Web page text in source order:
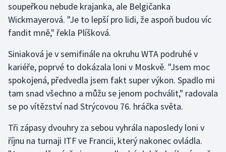
Olympijské hry
Parasport
Plavání
Plážový volejbal
Ragby
Rychlobruslení
soupeřkou nebude krajanka, ale Belgičanka
Wickmayerová. "Je to lepší pro lidi, že aspoň budou víc
fandit mně," řekla Plíšková.
Siniaková je v semifinále na okruhu WTA podruhé v
kariéře, poprvé to dokázala loni v Moskvě. "Jsem moc
spokojená, předvedla jsem fakt super výkon. Spadlo mi
tam snad všechno a můžu se jenom pochválit," radovala
se po vítězství nad Strýcovou 76. hráčka světa.
Tři zápasy dvouhry za sebou vyhrála naposledy loni v
říjnu na turnaji ITF ve Francii, který nakonec ovládla.